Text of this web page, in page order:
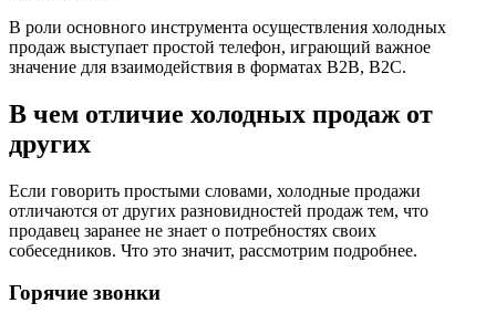
В роли основного инструмента осуществления холодных
продаж выступает простой телефон, играющий важное
значение для взаимодействия в форматах B2B, B2C.
В чем отличие холодных продаж от
других
Если говорить простыми словами, холодные продажи
отличаются от других разновидностей продаж тем, что
продавец заранее не знает о потребностях своих
собеседников. Что это значит, рассмотрим подробнее.
Горячие звонки